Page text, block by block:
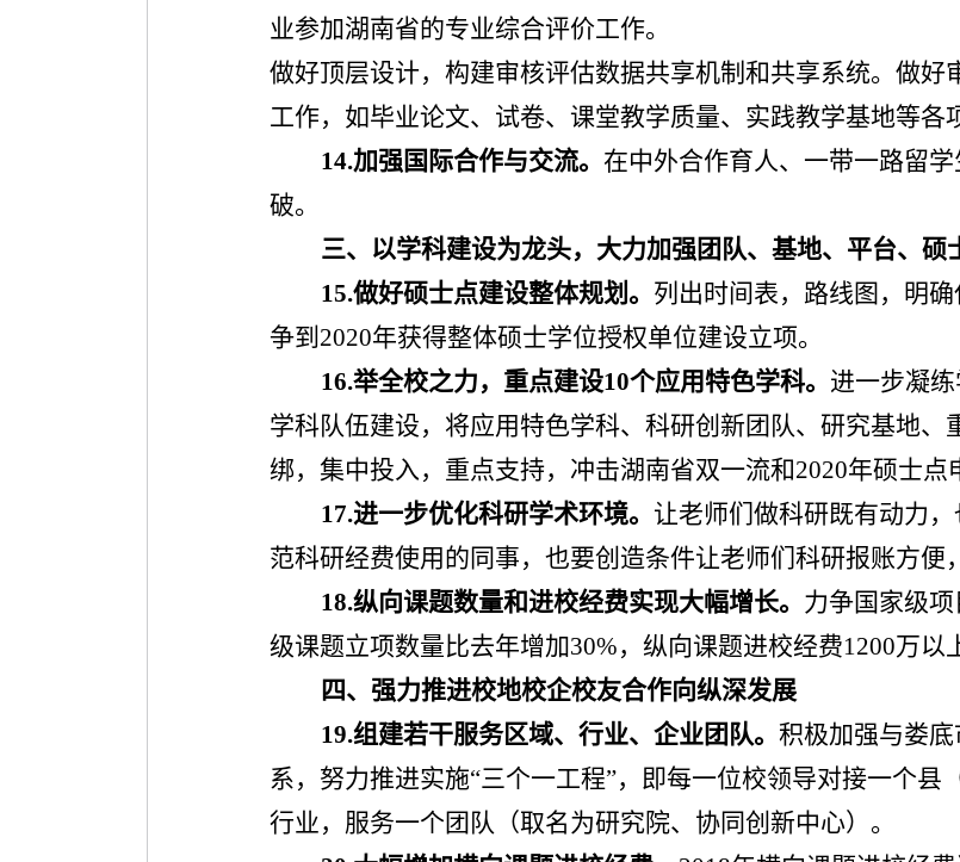
业参加湖南省的专业综合评价工作。
做好顶层设计，构建审核评估数据共享机制和共享系统。做好
工作，如毕业论文、试卷、课堂教学质量、实践教学基地等各
14.加强国际合作与交流。 在中外合作育人、一带一路留
破。
三、以学科建设为龙头，大力加强团队、基地、平台、硕
15.做好硕士点建设整体规划。 列出时间表，路线图，明
争到 2020年获得整体硕士学位授权单位建设立项。
16.举全校之力，重点建设10个应用特色学科。 进一步凝
学科队伍建设，将应用特色学科、科研创新团队、研究基地、
绑，集中投入，重点支持，冲击湖南省双一流和2020年硕士点
17.进一步优化科研学术环境。 让老师们做科研既有动力
范科研经费使用的同事，也要创造条件让老师们科研报账方便
18.纵向课题数量和进校经费实现大幅增长。 力争国家级
级课题立项数量比去年增加30%，纵向课题进校经费1200万以
四、强力推进校地校企校友合作向纵深发展
19.组建若干服务区域、行业、企业团队。 积极加强与娄
系，努力推进实施“三个一工程”，即每一位校领导对接一个县
行业，服务一个团队（取名为研究院、协同创新中心）。